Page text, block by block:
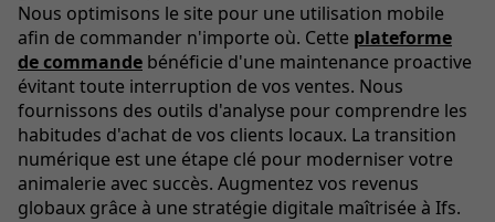
Nous optimisons le site pour une utilisation mobile
afin de commander n'importe où. Cette plateforme
de commande bénéficie d'une maintenance proactive
évitant toute interruption de vos ventes. Nous
fournissons des outils d'analyse pour comprendre les
habitudes d'achat de vos clients locaux. La transition
numérique est une étape clé pour moderniser votre
animalerie avec succès. Augmentez vos revenus
globaux grâce à une stratégie digitale maîtrisée à Ifs.